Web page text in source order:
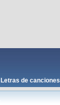
Letras de canciones